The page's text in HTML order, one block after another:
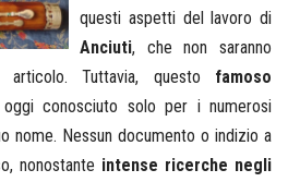
questi aspetti del lavoro di
Anciuti, che non saranno
Tuttavia, questo famoso
conosciuto solo per i numerosi
nome. Nessun documento o indizio a
nonostante intense ricerche negli